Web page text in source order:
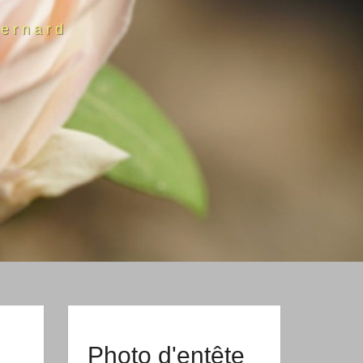
Photo d'entête